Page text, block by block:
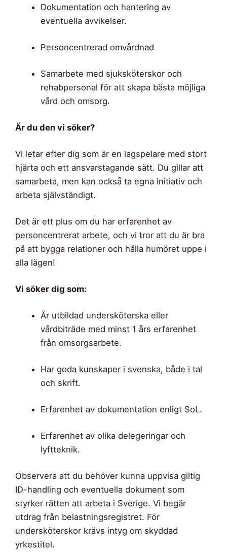
Dokumentation och hantering av
eventuella avvikelser.
Personcentrerad omvårdnad
Samarbete med sjuksköterskor och
rehabpersonal för att skapa bästa möjliga
vård och omsorg.
Är du den vi söker?
Vi letar efter dig som är en lagspelare med stort
hjärta och ett ansvarstagande sätt. Du gillar att
samarbeta, men kan också ta egna initiativ och
arbeta självständigt.
Det är ett plus om du har erfarenhet av
personcentrerat arbete, och vi tror att du är bra
på att bygga relationer och hålla humöret uppe i
alla lägen!
Vi söker dig som:
Är utbildad undersköterska eller
vårdbiträde med minst 1 års erfarenhet
från omsorgsarbete.
Har goda kunskaper i svenska, både i tal
och skrift.
Erfarenhet av dokumentation enligt SoL.
Erfarenhet av olika delegeringar och
lyftteknik.
Observera att du behöver kunna uppvisa giltig
ID-handling och eventuella dokument som
styrker rätten att arbeta i Sverige. Vi begär
utdrag från belastningsregistret. För
undersköterskor krävs intyg om skyddad
yrkestitel.